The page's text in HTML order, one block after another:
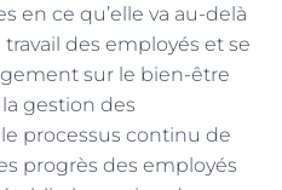
en ce qu’elle va au-delà
des employés et se
sur le bien-être
gestion des
processus continu de
progrès des employés